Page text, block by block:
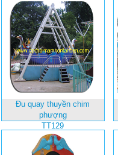
Đu quay thuyền chim
phượng
TT129